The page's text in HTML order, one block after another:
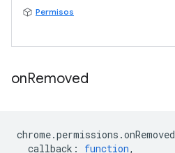
Permisos
onRemoved
chrome.permissions .onRemoved
callback : function,